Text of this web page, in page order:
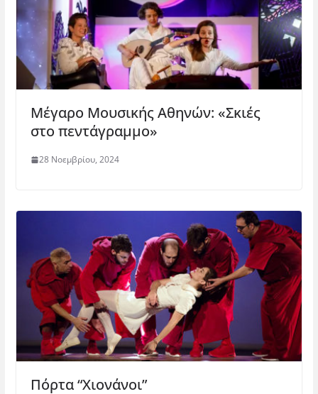
Μέγαρο Μουσικής Αθηνών: «Σκιές
στο πεντάγραμμο»
28 Νοεμβρίου, 2024
Πόρτα “Χιονάνοι”